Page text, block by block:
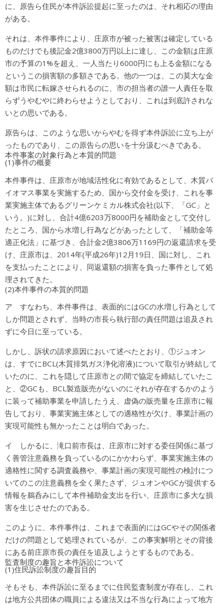
に、原告ら住民が本件訴訟提起に至ったのは、それ相応の理由
がある。
それは、本件事件により、庄原市が被った被害は確定している
ものだけでも後記金2億3800万円以上に達し、この金額は庄原
市の予算の1%を超え、一人当たり6000円にも上る金額になる
というこの損害額の多額さである。他の一つは、この莫大な金
額は市民に転嫁させられるのに、市の担当者の誰一人責任を取
らずうやむやに終わらせようとしており、これは到底許されな
いとの思いである。
原告らは、このような思いからやむを得ず本件訴訟に立ち上が
ったものであり、この原告らの思いを十分汲むべきである。
本件事案の対象行為と本質的問題
(1)事件の概要
本件事件は、庄原市が地域活性化に有効であるとして、木質バ
イオマス事業を実施するため、国から交付金を受け、これを事
業実施主体であるグリーンケミカル株式会社(以下、「GC」と
いう。)に対し、合計4億6203万8000円を補助金として交付し
たところ、国から水増し行為などがあったとして、「補助金等
適正化法」に基づき、合計金2億3806万1169円の返還請求を受
け、庄原市は、2014年(平成26年)12月19日、国に対し、これ
を支払ったことにより、同返還額の損害を負った事件として処
理されてきた。
(2)本件事件の本質的問題
ア すなわち、本件事件は、表面的にはGCの水増し行為として
しか問題とされず、当時の市長ら執行部の責任問題は追及され
ずに今日に至っている。
しかし、訴状の請求原因において述べたとおり、①ジュオン
は、すでにBCL(木質排気ガス浄化溶液)について取引が終結して
いたのに、これを隠して庄原市との間で協定を締結していたこ
と、②GCも、BCL製造販売がないのにそれが存在するかのよう
に装って補助事業を申請したうえ、虚偽の販売量を庄原市に報
告しており、事業実施主体としての適格性が欠け、事業計画の
実現可能性も無かったことは明白であった。
イ しかるに、滝口前市長は、庄原市に対する委任関係に基づ
く善管注意義務を負っているのにかかわらず、事業実施主体の
適格性に関する調査義務や、事業計画の実現可能性の検討につ
いてのこの注意義務を全く果たさず、ジュオンやGCが提供する
情報を鵜呑みにして本件補助金支出を行い、庄原市に多大な損
害を生じさせたのである。
このように、本件事件は、これまで表面的にはGCやその関係者
だけの問題として処理されているが、この事実解明とその背後
にある前庄原市長の責任を追及しようとするものである。
監査制度の趣旨と本件訴訟について
(1)住民訴訟制度の趣旨目的
そもそも、本件訴訟に至るまでに住民監査制度が存在し、これ
は地方公共団体の職員による違法又は不当な行為によって地方